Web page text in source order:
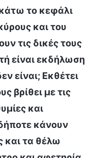
το κεφάλι
και του
τις δικές τους
είναι εκδήλωση
είναι; Εκθέτει
βρίθει με τις
και
κάνουν
και τα θέλω